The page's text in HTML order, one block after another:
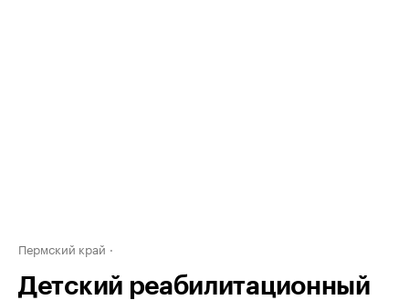
Пермский край
Детский реабилитационный